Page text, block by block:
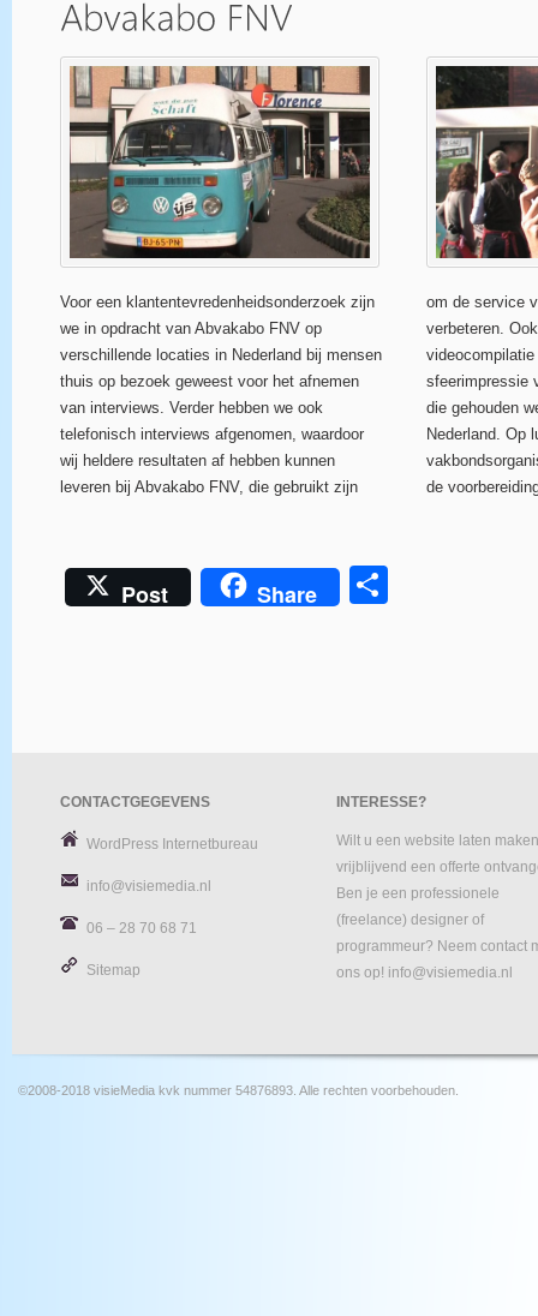
Voor een klantentevredenheidsonderzoek zijn
we in opdracht van Abvakabo FNV op
verschillende locaties in Nederland bij mensen
thuis op bezoek geweest voor het afnemen
van interviews. Verder hebben we ook
telefonisch interviews afgenomen, waardoor
wij heldere resultaten af hebben kunnen
leveren bij Abvakabo FNV, die gebruikt zijn
om de service
verbeteren.
sfeerimpressie
die gehouden
Nederland. Op
de
Post Share
CONTACTGEGEVENS
WordPress Internetbureau
info@visiemedia.nl
06 – 28 70 68 71
Sitemap
INTERESSE?
Wilt u een website laten
vrijblijvend een offerte
Ben je een professionele
(freelance) designer of
programmeur? Neem contact
ons op! info@visiemedia.nl
©2008-2018 visieMedia kvk nummer 54876893. Alle rechten voorbehouden.